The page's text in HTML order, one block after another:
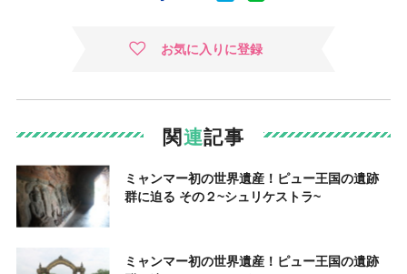
お気に入りに登録
関連記事
ミャンマー初の世界遺産！ピュー王国の遺跡
群に迫る その２~シュリケストラ~
ミャンマー初の世界遺産！ピュー王国の遺跡